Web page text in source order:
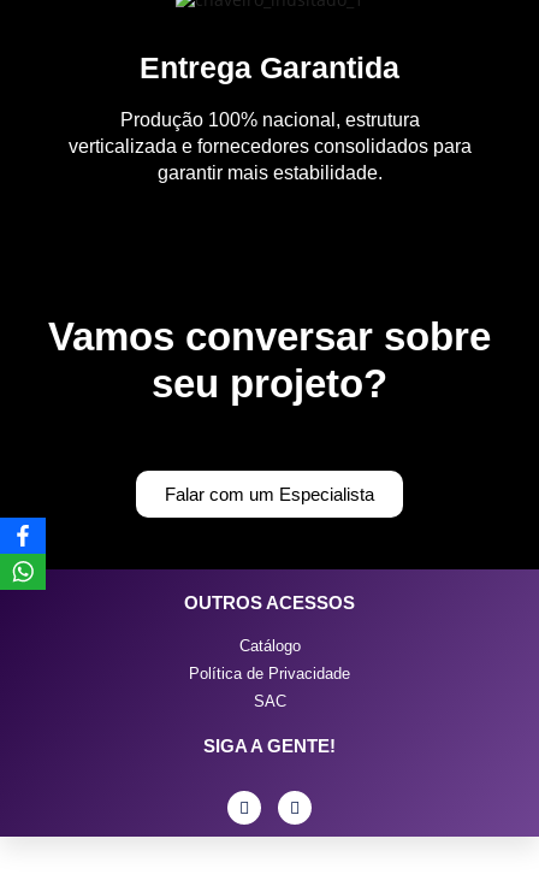
Entrega Garantida
Produção 100% nacional, estrutura
verticalizada e fornecedores consolidados para
garantir mais estabilidade.
Vamos conversar sobre
seu projeto?
Falar com um Especialista
OUTROS ACESSOS
Catálogo
Política de Privacidade
SAC
SIGA A GENTE!